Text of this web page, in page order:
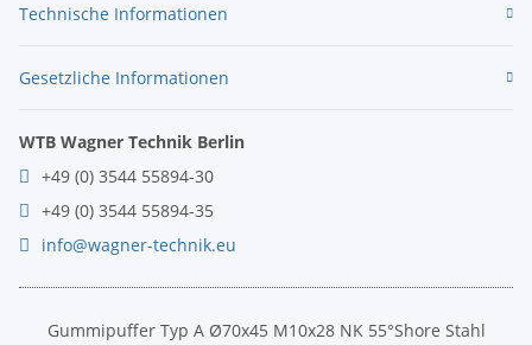
Technische Informationen
Gesetzliche Informationen
WTB Wagner Technik Berlin
+49 (0) 3544 55894-30
+49 (0) 3544 55894-35
info@wagner-technik.eu
Gummipuffer Typ A Ø70x45 M10x28 NK 55°Shore Stahl